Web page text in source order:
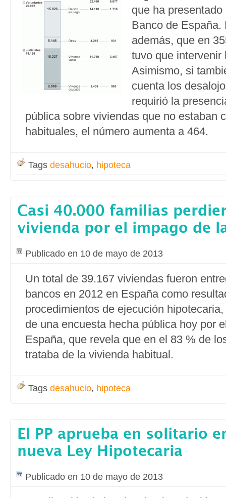
que ha
Banco de España.
además, que en
tuvo que intervenir
Asimismo, si
cuenta los
requirió la
pública sobre viviendas que no estaban
habituales, el número aumenta a 464.
Tags desahucio, hipoteca
Casi 40.000 familias
vivienda por el impago de
Publicado en 10 de mayo de 2013
Un total de 39.167 viviendas fueron
bancos en 2012 en España como
procedimientos de ejecución
de una encuesta hecha pública hoy por
España, que revela que en el 83 % de
trataba de la vivienda habitual.
Tags desahucio, hipoteca
El PP aprueba en solitario
nueva Ley Hipotecaria
Publicado en 10 de mayo de 2013